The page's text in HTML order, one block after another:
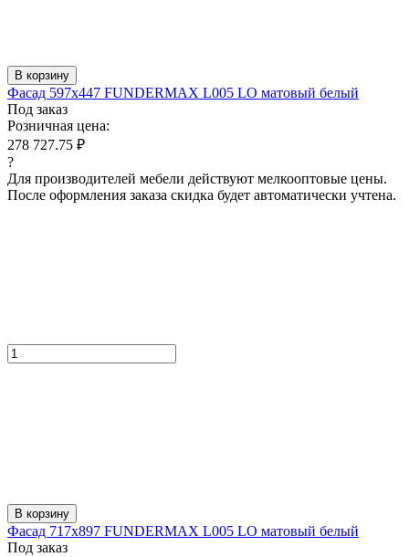
В корзину
Фасад 597x447 FUNDERMAX L005 LO матовый белый
Под заказ
Розничная цена:
278 727.75 ₽
?
Для производителей мебели действуют мелкооптовые цены.
После оформления заказа скидка будет автоматически учтена.
В корзину
Фасад 717x897 FUNDERMAX L005 LO матовый белый
Под заказ